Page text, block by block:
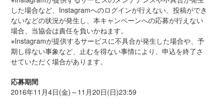
した場合など、Instagramへのログインが行えない、投稿ができ
ないなどの状況が発生し、本キャンペーンへの応募が行えない
場合、当協会は責任を負いかねます。
※Instagramが提供するサービスに不具合が発生した場合や、予
期し得ない事象など、止むを得ない事情により、申込を終了さ
せていただく場合があります。
応募期間
2016年11月4日(金)～11月20日(日)23:59